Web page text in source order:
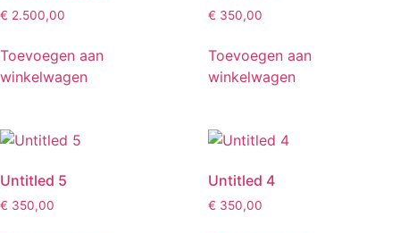
€ 2.500,00
Toevoegen aan
winkelwagen
€ 350,00
Toevoegen aan
winkelwagen
Untitled 5
€ 350,00
Untitled 4
€ 350,00